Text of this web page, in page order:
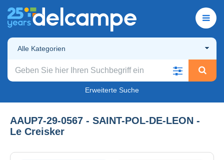
Alle Kategorien
Erweiterte Suche
AAUP7-29-0567 - SAINT-POL-DE-LEON -
Le Creisker